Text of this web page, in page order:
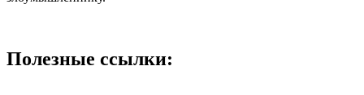
Полезные ссылки: